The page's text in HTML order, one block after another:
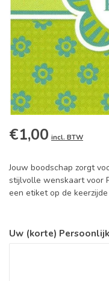
€1,00 incl. BTW
Jouw boodschap zorgt
stijlvolle wenskaart voor
een etiket op de
Uw (korte)